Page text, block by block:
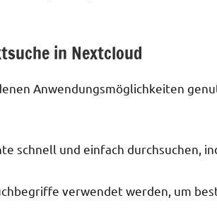
in Nextcloud
Anwendungsmöglichkeiten
schnell und einfach durchsuchen,
verwendet werden, um